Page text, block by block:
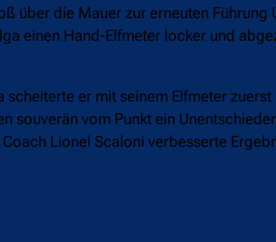
über die Mauer zur erneuten Führung
einen Hand-Elfmeter locker und
scheiterte er mit seinem Elfmeter
souverän vom Punkt ein
Lionel Scaloni verbesserte